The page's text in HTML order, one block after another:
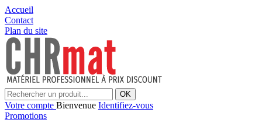
Accueil
Contact
Plan du site
OK
Votre compte Bienvenue Identifiez-vous
Promotions